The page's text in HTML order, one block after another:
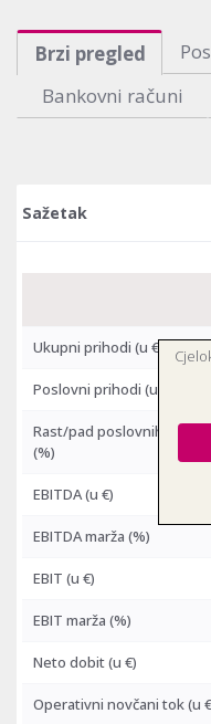
Brzi pregled
Bankovni računi
Sažetak
Ukupni prihodi (u €)
Poslovni prihodi (u €)
Rast/pad poslovnih prihoda
(%)
EBITDA(u €)
EBITDA marža (%)
EBIT (u €)
EBIT marža (%)
Neto dobit(u €)
Operativni novčani tok(u